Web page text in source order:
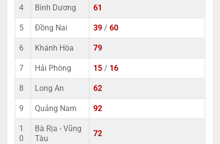
4 Bình Dương 61
5 Đồng Nai 39 / 60
6 Khánh Hòa 79
7 Hải Phòng 15 / 16
8 Long An 62
9 Quảng Nam 92
1
0
Bà Rịa - Vũng
Tàu
72